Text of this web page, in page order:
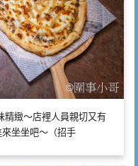
精緻～店裡人員親切又有
坐坐吧～（招手